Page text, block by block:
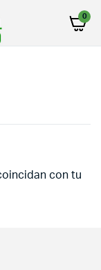
0
con tu